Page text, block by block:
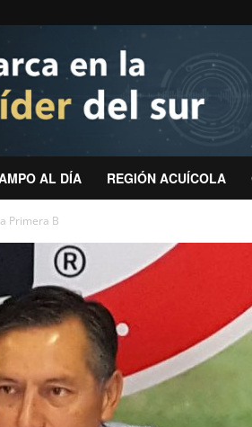
AL DÍA REGIÓN ACUÍCOLA
Primera B